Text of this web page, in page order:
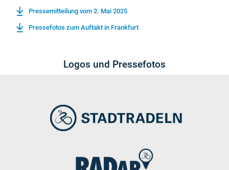
Pressemitteilung vom 2. Mai 2025
Pressefotos zum Auftakt in Frankfurt
Logos und Pressefotos